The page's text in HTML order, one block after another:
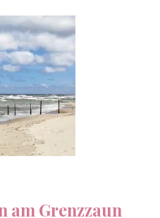
am Grenzzaun